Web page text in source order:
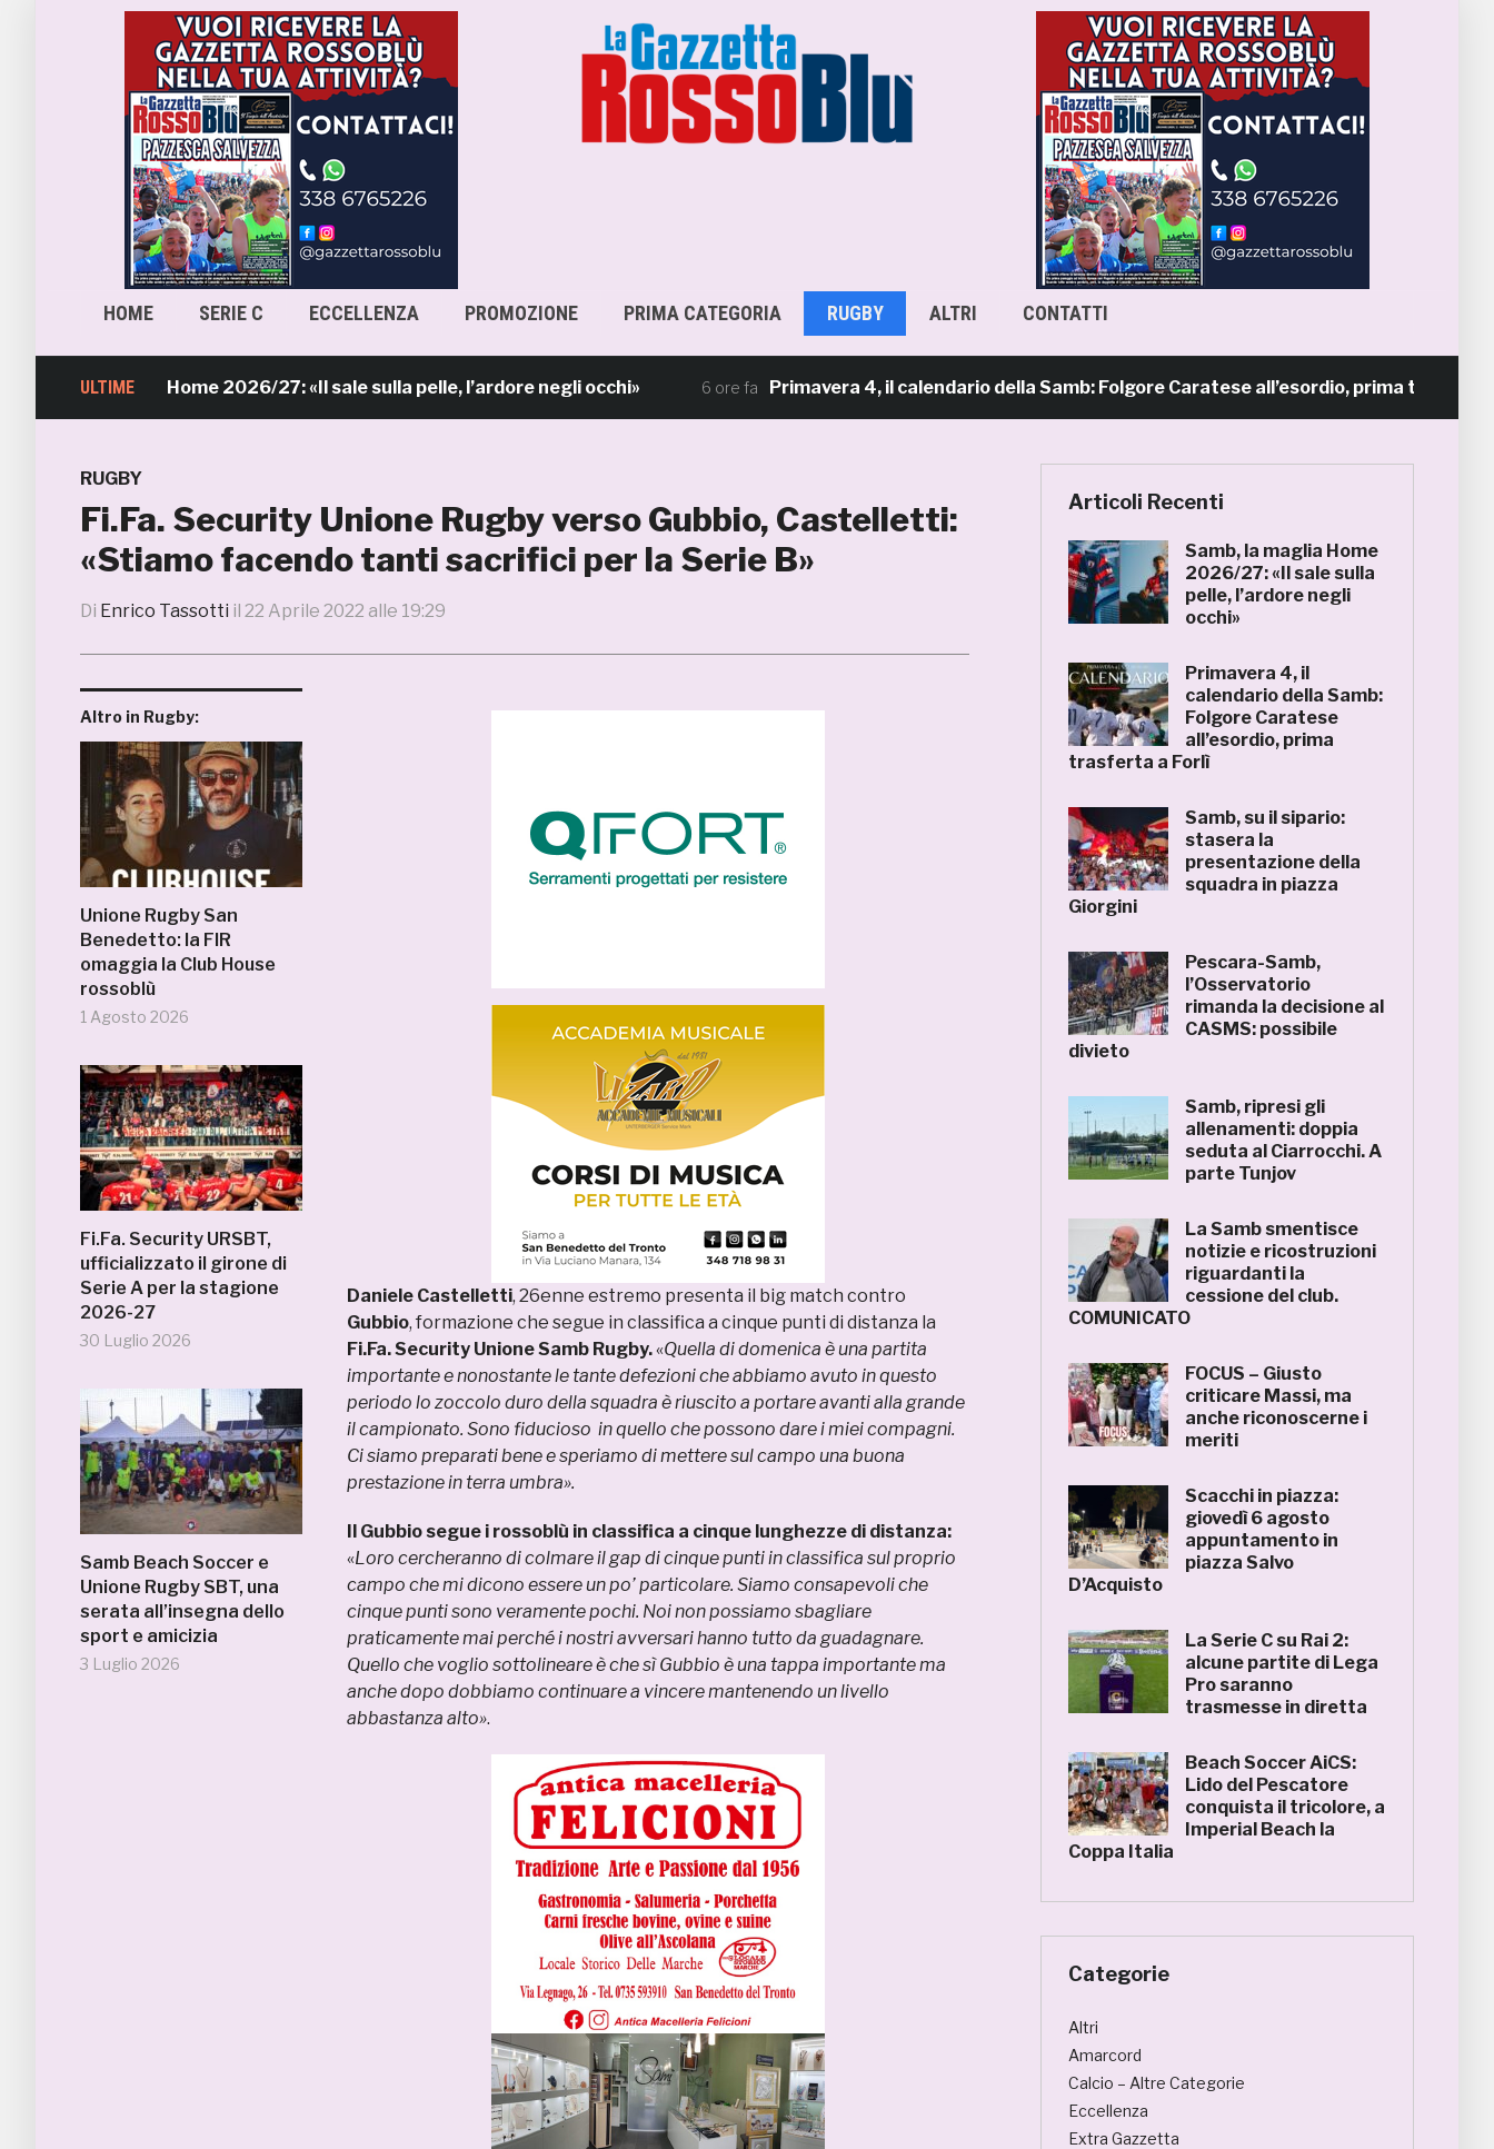
HOME SERIE C ECCELLENZA PROMOZIONE PRIMA CATEGORIA RUGBY ALTRI CONTATTI
ULTIME
la maglia Home 2026/27: «Il sale sulla pelle, l’ardore negli occhi» Primavera 4, il calendario della Samb: Folgore Caratese all’esordio, prima trasferta a Forlì
RUGBY
Fi.Fa. Security Unione Rugby verso Gubbio, Castelletti:
«Stiamo facendo tanti sacrifici per la Serie B»
Di Enrico Tassotti il 22 Aprile 2022 alle 19:29
Altro in Rugby:
Unione Rugby San
Benedetto: la FIR
omaggia la Club House
rossoblù
1 Agosto 2026
Fi.Fa. Security URSBT,
ufficializzato il girone di
Serie A per la stagione
2026-27
30 Luglio 2026
Samb Beach Soccer e
Unione Rugby SBT, una
serata all’insegna dello
sport e amicizia
3 Luglio 2026
Daniele Castelletti, 26enne estremo presenta il big match contro
Gubbio, formazione che segue in classifica a cinque punti di distanza la
Fi.Fa. Security Unione Samb Rugby.«Quella di domenica è una partita
importante e nonostante le tante defezioni che abbiamo avuto in questo
periodo lo zoccolo duro della squadra è riuscito a portare avanti alla grande
il campionato. Sono fiducioso in quello che possono dare i miei compagni.
Ci siamo preparati bene e speriamo di mettere sul campo una buona
prestazione in terra umbra».
Il Gubbio segue i rossoblù in classifica a cinque lunghezze di distanza:
«Loro cercheranno di colmare il gap di cinque punti in classifica sul proprio
campo che mi dicono essere un po’ particolare. Siamo consapevoli che
cinque punti sono veramente pochi. Noi non possiamo sbagliare
praticamente mai perché i nostri avversari hanno tutto da guadagnare.
Quello che voglio sottolineare è che sì Gubbio è una tappa importante ma
anche dopo dobbiamo continuare a vincere mantenendo un livello
abbastanza alto».
Articoli Recenti
Samb, la maglia Home
2026/27: «Il sale sulla
pelle, l’ardore negli
occhi»
Primavera 4, il
calendario della Samb:
Folgore Caratese
all’esordio, prima
trasferta a Forlì
Samb, su il sipario:
stasera la
presentazione della
squadra in piazza
Giorgini
Pescara-Samb,
l’Osservatorio
rimanda la decisione al
CASMS: possibile
divieto
Samb, ripresi gli
allenamenti: doppia
seduta al Ciarrocchi. A
parte Tunjov
La Samb smentisce
notizie e ricostruzioni
riguardanti la
cessione del club.
COMUNICATO
FOCUS – Giusto
criticare Massi, ma
anche riconoscerne i
meriti
Scacchi in piazza:
giovedì 6 agosto
appuntamento in
piazza Salvo
D’Acquisto
La Serie C su Rai 2:
alcune partite di Lega
Pro saranno
trasmesse in diretta
Beach Soccer AiCS:
Lido del Pescatore
conquista il tricolore, a
Imperial Beach la
Coppa Italia
Categorie
Altri
Amarcord
Calcio – Altre Categorie
Eccellenza
Extra Gazzetta